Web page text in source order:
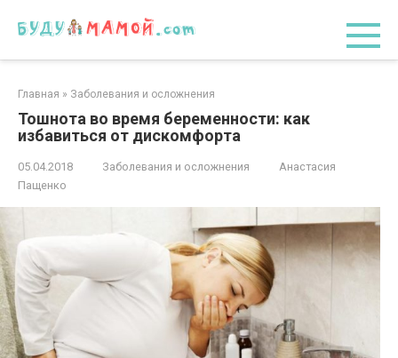
Главная » Заболевания и осложнения
Тошнота во время беременности: как
избавиться от дискомфорта
05.04.2018 Заболевания и осложнения
Анастасия
Пащенко